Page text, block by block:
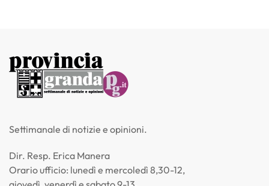
Settimanale di notizie e opinioni.
Dir. Resp. Erica Manera
Orario ufficio: lunedì e mercoledì 8,30-12,